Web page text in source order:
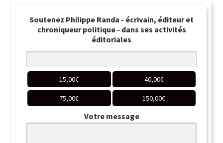
Soutenez Philippe Randa - écrivain, éditeur et
chroniqueur politique - dans ses activités
éditoriales
15,00€ 40,00€
75,00€ 150,00€
Votre message